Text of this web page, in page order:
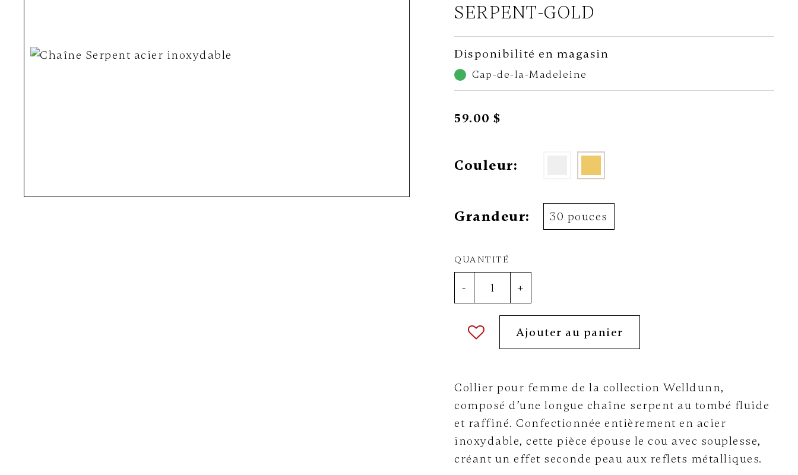
SERPENT-GOLD
Disponibilité en magasin
Cap-de-la-Madeleine
59.00 $
Couleur:
Grandeur: 30 pouces
QUANTITÉ
- +
Ajouter au panier
Collier pour femme de la collection Welldunn,
composé d’une longue chaîne serpent au tombé fluide
et raffiné. Confectionnée entièrement en acier
inoxydable, cette pièce épouse le cou avec souplesse,
créant un effet seconde peau aux reflets métalliques.